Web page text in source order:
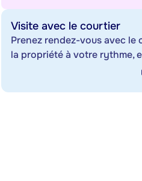
Visite avec le courtier
Prenez rendez-vous avec
la propriété à votre rythme,